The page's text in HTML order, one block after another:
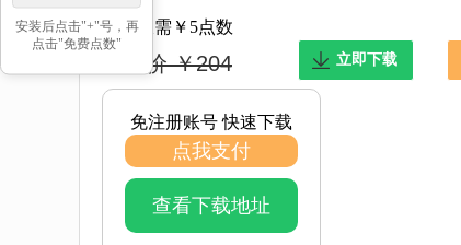
现在仅需￥5点数
市场价 ￥204 立即下载
免注册账号 快速下载
点我支付
查看下载地址
安装后点击"+"号，再
点击"免费点数"